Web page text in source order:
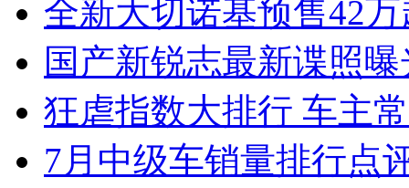
全新大切诺基预售42
国产新锐志最新谍照
狂虐指数大排行 车主
7月中级车销量排行点